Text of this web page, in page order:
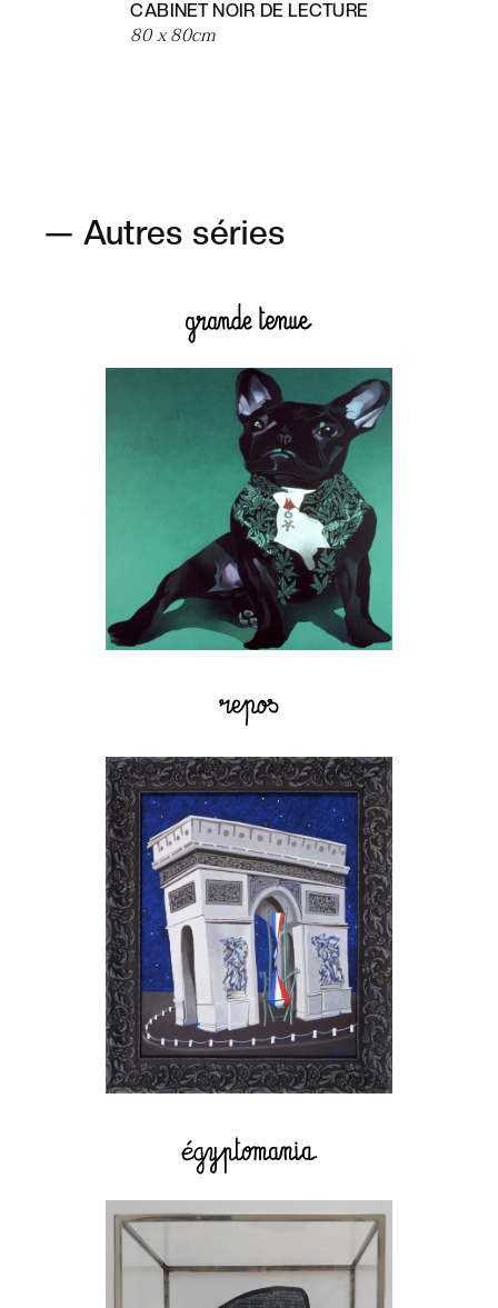
CABINET NOIR DE LECTURE
80 x 80cm
— Autres séries